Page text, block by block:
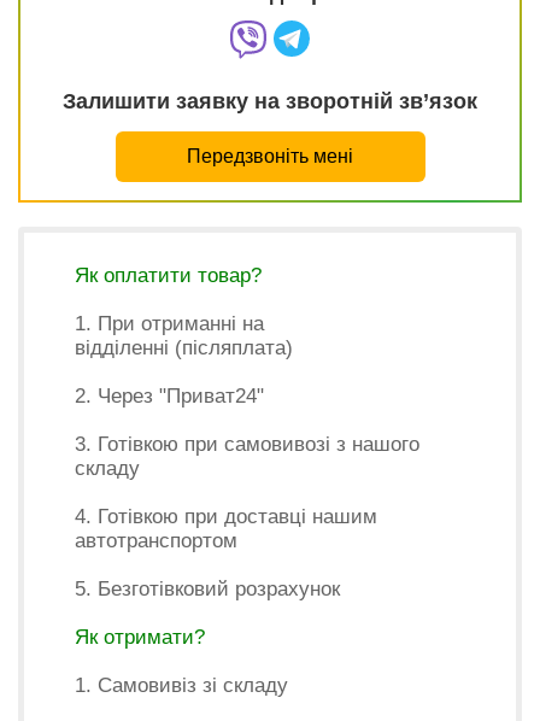
Залишити заявку на зворотній зв’язок
Передзвоніть мені
Як оплатити товар?
1. При отриманні на
відділенні (післяплата)
2. Через "Приват24"
3. Готівкою при самовивозі з нашого
складу
4. Готівкою при доставці нашим
автотранспортом
5. Безготівковий розрахунок
Як отримати?
1. Самовивіз зі складу